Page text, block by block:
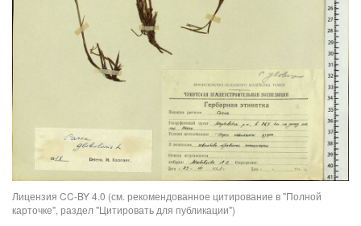
Лицензия CC-BY 4.0 (см. рекомендованное цитирование в "Полной
карточке", раздел "Цитировать для публикации")